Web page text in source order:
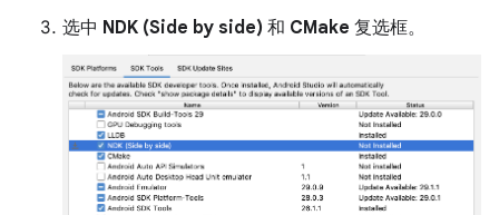
选中 NDK (Side by side) 和 CMake 复选框。